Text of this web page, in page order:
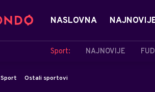
NASLOVNA
Sport: NAJNOVIJE
Sport Ostali sportovi